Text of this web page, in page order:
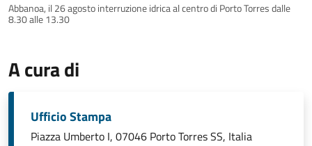
Abbanoa, il 26 agosto interruzione idrica al centro di Porto Torres dalle
8.30 alle 13.30
A cura di
Ufficio Stampa
Piazza Umberto I, 07046 Porto Torres SS, Italia